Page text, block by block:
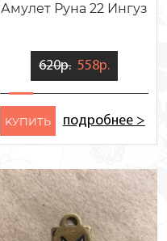
Амулет Руна 22 Ингуз
620р. 558р.
KУПИТЬ подробнее >